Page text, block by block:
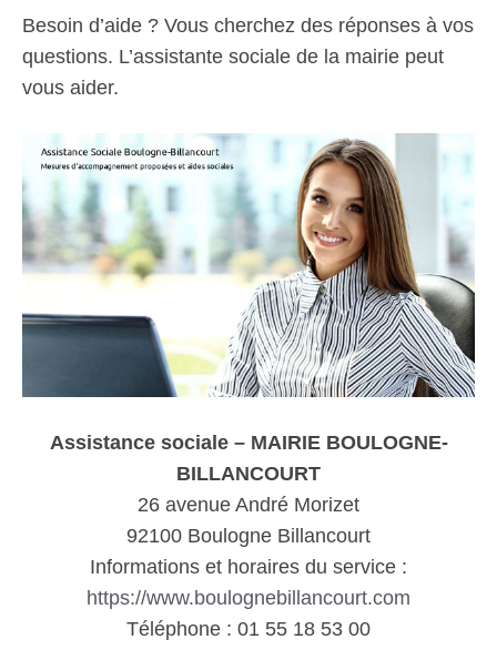
Besoin d’aide ? Vous cherchez des réponses à vos
questions. L’assistante sociale de la mairie peut
vous aider.
Assistance sociale – MAIRIE BOULOGNE-
BILLANCOURT
26 avenue André Morizet
92100 Boulogne Billancourt
Informations et horaires du service :
https://www.boulognebillancourt.com
Téléphone : 01 55 18 53 00